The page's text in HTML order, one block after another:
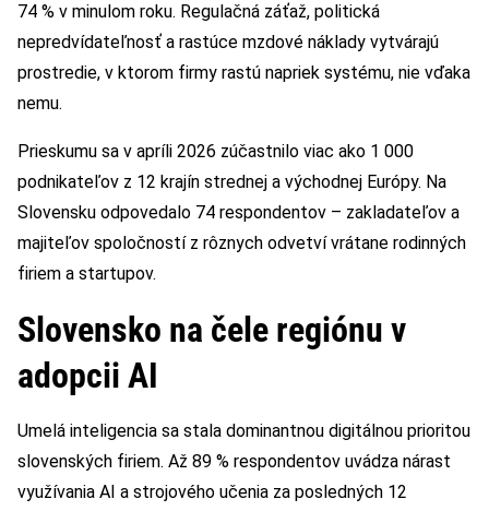
74 % v minulom roku. Regulačná záťaž, politická
nepredvídateľnosť a rastúce mzdové náklady vytvárajú
prostredie, v ktorom firmy rastú napriek systému, nie vďaka
nemu.
Prieskumu sa v apríli 2026 zúčastnilo viac ako 1 000
podnikateľov z 12 krajín strednej a východnej Európy. Na
Slovensku odpovedalo 74 respondentov – zakladateľov a
majiteľov spoločností z rôznych odvetví vrátane rodinných
firiem a startupov.
Slovensko na čele regiónu v
adopcii AI
Umelá inteligencia sa stala dominantnou digitálnou prioritou
slovenských firiem. Až 89 % respondentov uvádza nárast
využívania AI a strojového učenia za posledných 12